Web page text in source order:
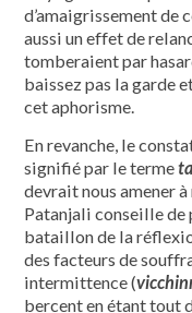
d’amaigrissement de
aussi un effet de
tomberaient par
baissez pas la garde
cet aphorisme.
En revanche, le
signifié par le terme
devrait nous amener
Patanjali conseille de
bataillon de la
des facteurs de
intermittence (
bercent en étant tout